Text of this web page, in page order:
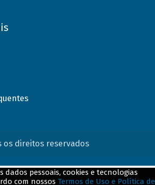
os direitos reservados
dados pessoais, cookies e tecnologias
com nossos Termos de Uso e Política de